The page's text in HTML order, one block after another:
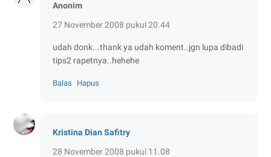
Anonim
27 November 2008 pukul 20.44
udah donk...thank ya udah koment..jgn lupa dibadi
tips2 rapetnya..hehehe
Balas Hapus
Kristina Dian Safitry
28 November 2008 pukul 11.08